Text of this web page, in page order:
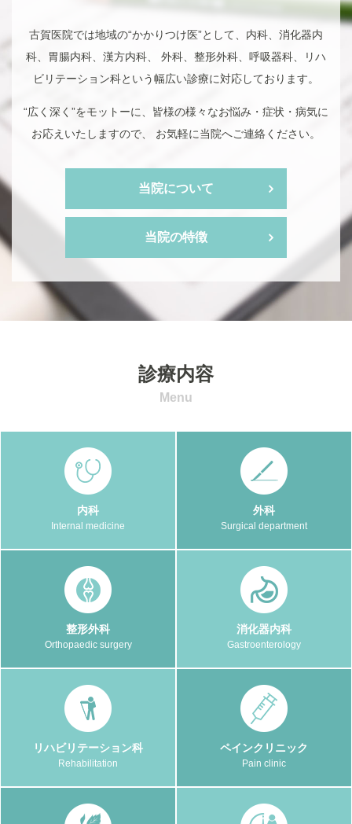
古賀医院では地域の“かかりつけ医”として、内科、消化器内
科、胃腸内科、漢方内科、 外科、整形外科、呼吸器科、リハ
ビリテーション科という幅広い診療に対応しております。
“広く深く”をモットーに、皆様の様々なお悩み・症状・病気に
お応えいたしますので、 お気軽に当院へご連絡ください。
当院について
当院の特徴
診療内容
Menu
内科
Internal medicine
外科
Surgical department
整形外科
Orthopaedic surgery
消化器内科
Gastroenterology
リハビリテーション科
Rehabilitation
ペインクリニック
Pain clinic